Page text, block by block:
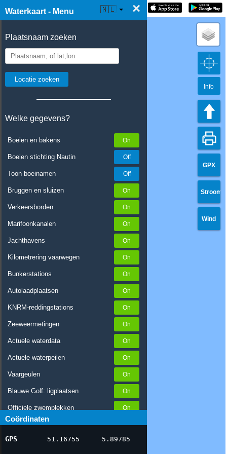
Waterkaart - Menu ×
Plaatsnaam zoeken
Welke gegevens?
Boeien en bakens
Boeien stichting Nautin
Toon boeinamen
Bruggen en sluizen
Verkeersborden
Marifoonkanalen
Jachthavens
Kilometrering vaarwegen
Bunkerstations
Autolaadplaatsen
KNRM-reddingstations
Zeeweermetingen
Actuele waterdata
Actuele waterpeilen
Vaargeulen
Blauwe Golf: ligplaatsen
Officiele zwemplekken
Stremmingen/hinder
AIS scheepsposities
Coördinaten
GPS 51.16755 5.89785
☰ Waterkaart Live 🇳🇱
GPX
Stroom
Wind
Info